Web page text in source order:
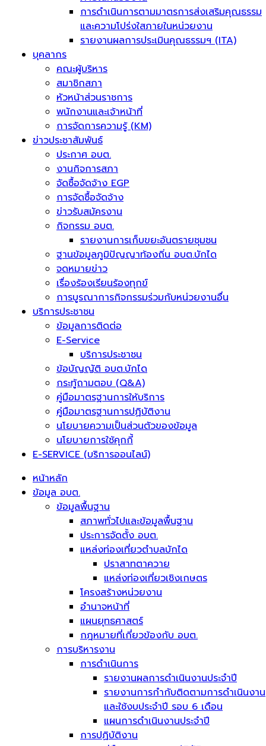
การดำเนินการตามมาตรการส่งเสริมคุณธรรม
และความโปร่งใสภายในหน่วยงาน
รายงานผลการประเมินคุณธรรมฯ (ITA)
บุคลากร
คณะผู้บริหาร
สมาชิกสภา
หัวหน้าส่วนราชการ
พนักงานและเจ้าหน้าที่
การจัดการความรู้ (KM)
ข่าวประชาสัมพันธ์
ประกาศ อบต.
งานกิจการสภา
จัดซื้อจัดจ้าง EGP
การจัดซื้อจัดจ้าง
ข่าวรับสมัครงาน
กิจกรรม อบต.
รายงานการเก็บขยะอันตรายชุมชน
ฐานข้อมูลภูมิปัญญาท้องถิ่น อบต.บักได
จดหมายข่าว
เรื่องร้องเรียนร้องทุกข์
การบูรณาการกิจกรรมร่วมกับหน่วยงานอื่น
บริการประชาชน
ข้อมูลการติดต่อ
E-Service
บริการประชาชน
ข้อบัญญัติ อบต.บักได
กระทู้ถามตอบ (Q&A)
คู่มือมาตรฐานการให้บริการ
คู่มือมาตรฐานการปฏิบัติงาน
นโยบายความเป็นส่วนตัวของข้อมูล
นโยบายการใช้คุกกี้
E-SERVICE (บริการออนไลน์)
หน้าหลัก
ข้อมูล อบต.
ข้อมูลพื้นฐาน
สภาพทั่วไปและข้อมูลพื้นฐาน
ประการจัดตั้ง อบต.
แหล่งท่องเที่ยวตำบลบักได
ปราสาทตาควาย
แหล่งท่องเที่ยวเชิงเกษตร
โครงสร้างหน่วยงาน
อำนาจหน้าที่
แผนยุทธศาสตร์
กฎหมายที่เกี่ยวข้องกับ อบต.
การบริหารงาน
การดำเนินการ
รายงานผลการดำเนินงานประจำปี
รายงานการกำกับติดตามการดำเนินงาน
และใช้งบประจำปี รอบ 6 เดือน
แผนการดำเนินงานประจำปี
การปฏิบัติงาน